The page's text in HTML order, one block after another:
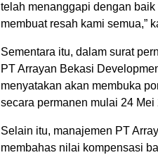
telah menanggapi dengan
membuat resah kami semua,”
Sementara itu, dalam surat
PT Arrayan Bekasi
menyatakan akan membuka
secara permanen mulai 24 Mei
Selain itu, manajemen PT
membahas nilai kompensasi